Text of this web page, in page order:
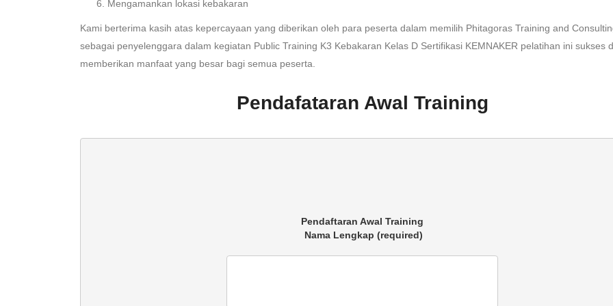
Mengamankan lokasi kebakaran
Kami berterima kasih atas kepercayaan yang diberikan oleh para peserta dalam memilih Phitagoras Training and
sebagai penyelenggara dalam kegiatan Public Training K3 Kebakaran Kelas D Sertifikasi KEMNAKER pelatihan ini sukses
memberikan manfaat yang besar bagi semua peserta.
Pendafataran Awal Training
Nama Lengkap (required)